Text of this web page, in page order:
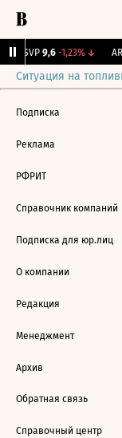
BISVP 9,6 -1,23%↓
Ситуация на
Подписка
Реклама
РФРИТ
Справочник компаний
Подписка для юр.лиц
О компании
Редакция
Менеджмент
Архив
Обратная связь
Справочный центр